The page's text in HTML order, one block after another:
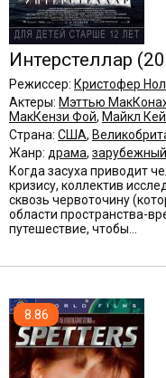
Интерстеллар
Режиссер: Кристофер
Актеры: Мэттью
МакКензи Фой, Майкл
Страна: США,
Жанр: драма,
Когда засуха приводит
кризису, коллектив
сквозь червоточину
области пространства-
путешествие, чтобы...
8.86